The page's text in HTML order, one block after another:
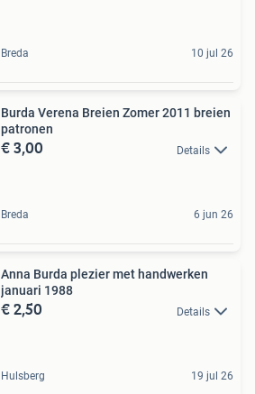
Breda 10 jul 26
Burda Verena Breien Zomer 2011 breien
patronen
€ 3,00 Details
Breda 6 jun 26
Anna Burda plezier met handwerken
januari 1988
€ 2,50 Details
Hulsberg 19 jul 26